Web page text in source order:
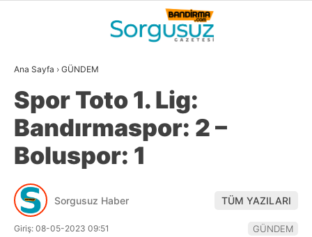
22.2
BALIKESIR
VİDEO
GÜNDEM
EKONOMİ
SPOR
Ana Sayfa › GÜNDEM
Spor Toto 1. Lig:
Bandırmaspor: 2 –
Boluspor: 1
Sorgusuz Haber TÜM YAZILARI
Giriş: 08-05-2023 09:51 GÜNDEM